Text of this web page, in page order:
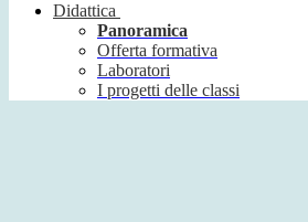
Didattica
Panoramica
Offerta formativa
Laboratori
I progetti delle classi